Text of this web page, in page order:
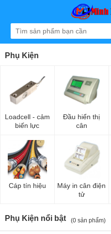
Phụ Kiện
Loadcell - cảm
biến lực
Đầu hiển thị
cân
Cáp tín hiệu
Máy in cân điện
tử
Phụ Kiện nổi bật (0 sản phẩm)